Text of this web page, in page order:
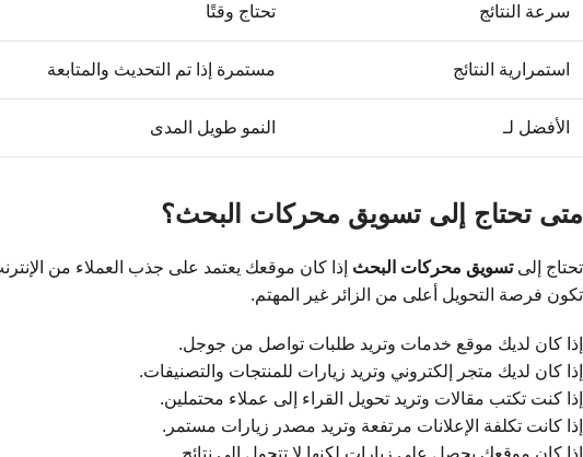
سرعة النتائج تحتاج وقتًا
استمرارية النتائج مستمرة إذا تم التحديث والمتابعة
الأفضل لـ النمو طويل المدى
متى تحتاج إلى تسويق محركات البحث؟
تحتاج إلىتسويق محركات البحث إذا كان موقعك يعتمد على جذب العملاء من
تكون فرصة التحويل أعلى من الزائر غير المهتم.
إذا كان لديك موقع خدمات وتريد طلبات تواصل من جوجل.
إذا كان لديك متجر إلكتروني وتريد زيارات للمنتجات والتصنيفات.
إذا كنت تكتب مقالات وتريد تحويل القراء إلى عملاء محتملين.
إذا كانت تكلفة الإعلانات مرتفعة وتريد مصدر زيارات مستمر.